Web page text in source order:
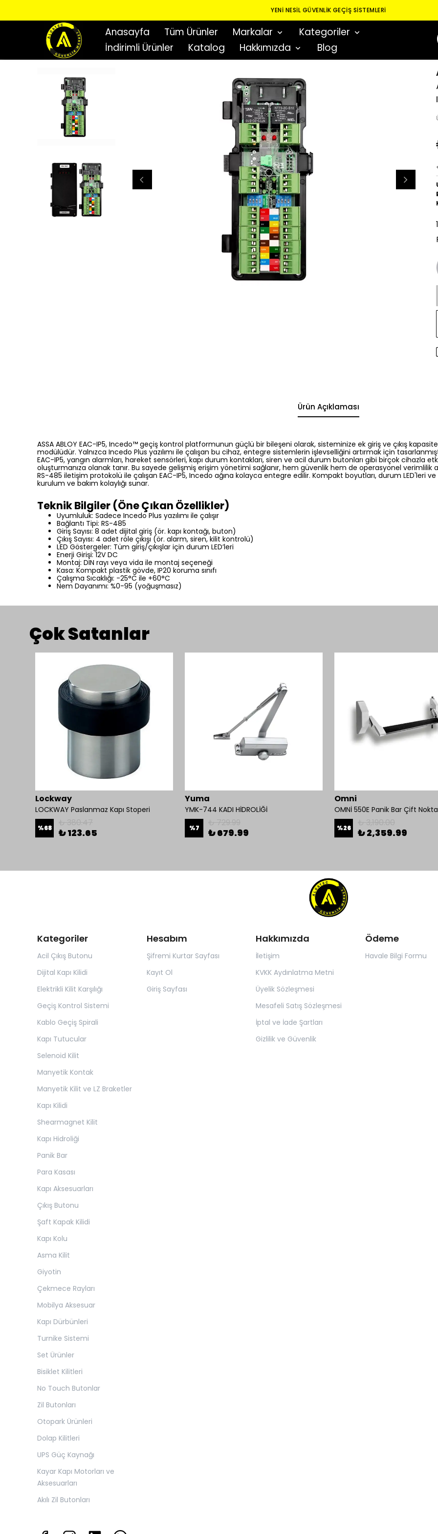
YENI NESIL GÜVENLIK GEÇIŞ SISTEMLERI
Anasayfa Tüm Ürünler Markalar
Kategoriler
İndirimli Ürünler
Katalog Hakkımızda Blog
Ürün Açıklaması
ASSA ABLOY EAC-IP5, Incedo™ geçiş kontrol platformunun güçlü bir bileşeni olarak, sisteminize ek giriş ve çıkış
modülüdür. Yalnızca Incedo Plus yazılımı ile çalışan bu cihaz, entegre sistemlerin işlevselliğini artırmak için
EAC-IP5, yangın alarmları, hareket sensörleri, kapı durum kontakları, siren ve acil durum butonları gibi birçok cihazla
oluşturmanıza olanak tanır. Bu sayede gelişmiş erişim yönetimi sağlanır, hem güvenlik hem de operasyonel verimlilik
RS-485 iletişim protokolü ile çalışan EAC-IP5, Incedo ağına kolayca entegre edilir. Kompakt boyutları, durum LED'leri ve
kurulum ve bakım kolaylığı sunar.
Teknik Bilgiler (Öne Çıkan Özellikler)
Uyumluluk: Sadece Incedo Plus yazılımı ile çalışır
Bağlantı Tipi: RS-485
Giriş Sayısı: 8 adet dijital giriş (ör. kapı kontağı, buton)
Çıkış Sayısı: 4 adet röle çıkışı (ör. alarm, siren, kilit kontrolü)
LED Göstergeler: Tüm giriş/çıkışlar için durum LED’leri
Enerji Girişi: 12V DC
Montaj: DIN rayı veya vida ile montaj seçeneği
Kasa: Kompakt plastik gövde, IP20 koruma sınıfı
Çalışma Sıcaklığı: -25°C ile +60°C
Nem Dayanımı: %0-95 (yoğuşmasız)
Çok Satanlar
Lockway
LOCKWAY Paslanmaz Kapı Stoperi
%68 ₺ 123.65
Yuma
YMK-744 KADI HİDROLİĞİ
%7 ₺ 679.99
Omni
%26 ₺ 2,359.99
Kategoriler
Acil Çıkış Butonu
Dijital Kapı Kilidi
Elektrikli Kilit Karşılığı
Geçiş Kontrol Sistemi
Kablo Geçiş Spirali
Kapı Tutucular
Selenoid Kilit
Manyetik Kontak
Manyetik Kilit ve LZ Braketler
Kapı Kilidi
Shearmagnet Kilit
Kapı Hidroliği
Panik Bar
Para Kasası
Kapı Aksesuarları
Çıkış Butonu
Şaft Kapak Kilidi
Kapı Kolu
Asma Kilit
Giyotin
Çekmece Rayları
Mobilya Aksesuar
Kapı Dürbünleri
Turnike Sistemi
Set Ürünler
Bisiklet Kilitleri
No Touch Butonlar
Zil Butonları
Otopark Ürünleri
Dolap Kilitleri
UPS Güç Kaynağı
Kayar Kapı Motorları ve
Aksesuarları
Akılı Zil Butonları
Hesabım
Şifremi Kurtar Sayfası
Kayıt Ol
Giriş Sayfası
Hakkımızda
İletişim
KVKK Aydınlatma Metni
Üyelik Sözleşmesi
Mesafeli Satış Sözleşmesi
İptal ve İade Şartları
Gizlilik ve Güvenlik
Ödeme
Havale Bilgi Formu